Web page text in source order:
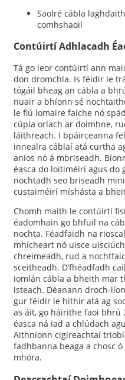
Saolré cábla
comhshaoil
Contúirtí Adhlacadh
Tá go leor contúirtí ann
don dromchla. Is féidir le
tógáil bheag an cábla a
nuair a bhíonn sé
le fiú lomaire faiche nó
cúpla orlach ar doimhne,
láithreach. I bpáirceanna
innealra cáblaí atá curtha
aníos nó á mbriseadh.
éasca do loitiméirí agus do
nochtadh seo briseadh
custaiméirí míshásta a
Chomh maith le contúirtí
éadomhain go bhfuil na
nochta. Féadfaidh na
mhícheart nó uisce
chreimeadh, rud a
sceitheadh. D’fhéadfadh
iomlán cábla a bheith mar
isteach. Déanann droch-
gur féidir le hithir atá ag
as áit, go háirithe faoi bhrú
éasca ná iad a chlúdach
Aithníonn cigireachtaí
fadhbanna beaga a chosc
mhóra.